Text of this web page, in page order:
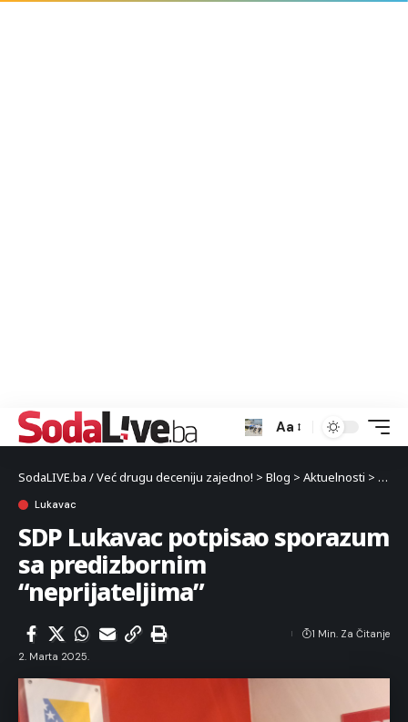
Aa
SodaLIVE.ba / Već drugu deceniju zajedno! > Blog > Aktuelnosti >
Lukavac
SDP Lukavac potpisao sporazum
sa predizbornim
“neprijateljima”
2. Marta 2025.
1 Min. Za Čitanje